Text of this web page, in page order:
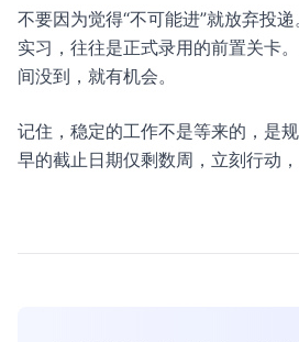
不要因为觉得“不可能进”就放弃投
实习，往往是正式录用的前置关卡
间没到，就有机会。
记住，稳定的工作不是等来的，是
早的截止日期仅剩数周，立刻行动